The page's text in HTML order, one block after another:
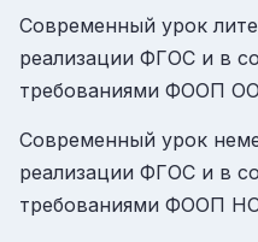
Современный урок
реализации ФГОС и в
требованиями ФООП
Современный урок
реализации ФГОС и в
требованиями ФООП